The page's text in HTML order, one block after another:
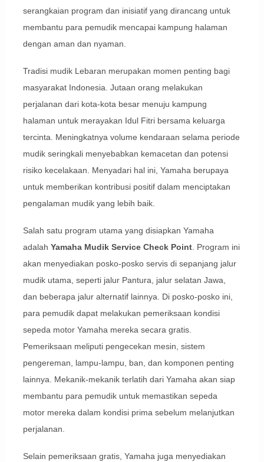
serangkaian program dan inisiatif yang dirancang untuk
membantu para pemudik mencapai kampung halaman
dengan aman dan nyaman.
Tradisi mudik Lebaran merupakan momen penting bagi
masyarakat Indonesia. Jutaan orang melakukan
perjalanan dari kota-kota besar menuju kampung
halaman untuk merayakan Idul Fitri bersama keluarga
tercinta. Meningkatnya volume kendaraan selama periode
mudik seringkali menyebabkan kemacetan dan potensi
risiko kecelakaan. Menyadari hal ini, Yamaha berupaya
untuk memberikan kontribusi positif dalam menciptakan
pengalaman mudik yang lebih baik.
Salah satu program utama yang disiapkan Yamaha
adalah Yamaha Mudik Service Check Point. Program ini
akan menyediakan posko-posko servis di sepanjang jalur
mudik utama, seperti jalur Pantura, jalur selatan Jawa,
dan beberapa jalur alternatif lainnya. Di posko-posko ini,
para pemudik dapat melakukan pemeriksaan kondisi
sepeda motor Yamaha mereka secara gratis.
Pemeriksaan meliputi pengecekan mesin, sistem
pengereman, lampu-lampu, ban, dan komponen penting
lainnya. Mekanik-mekanik terlatih dari Yamaha akan siap
membantu para pemudik untuk memastikan sepeda
motor mereka dalam kondisi prima sebelum melanjutkan
perjalanan.
Selain pemeriksaan gratis, Yamaha juga menyediakan